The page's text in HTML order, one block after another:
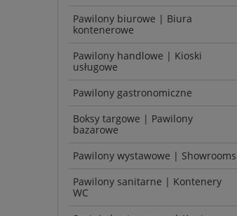
Pawilony biurowe | Biura
kontenerowe
Pawilony handlowe | Kioski
usługowe
Pawilony gastronomiczne
Boksy targowe | Pawilony
bazarowe
Pawilony wystawowe | Showrooms
Pawilony sanitarne | Kontenery
WC